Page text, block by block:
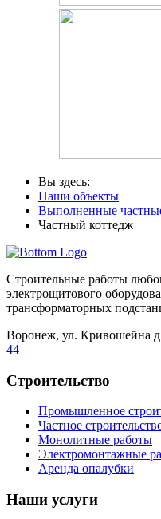
Вы здесь:
Наши объекты
Выполненные
Частный коттедж
Cтроительные работы
электрощитового
трансформаторных
Воронеж, ул. Кривошейна
44
Строительство
Промышленное
Частное
Монолитные работы
Электромонтажные
Аренда опалубки
Наши услуги